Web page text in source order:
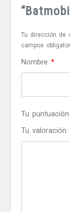
Tu dirección de
campos
Nombre*
Tu
Tu valoración